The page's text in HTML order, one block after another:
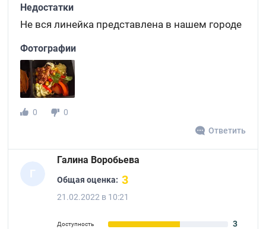
Недостатки
Не вся линейка представлена в нашем городе
Фотографии
0
0
Ответить
Г
Галина Воробьева
Общая оценка: 3
21.02.2022 в 10:21
Доступность 3